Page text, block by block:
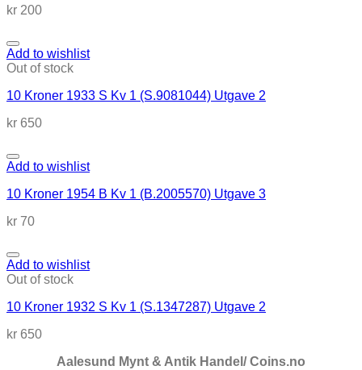
kr 200
Add to wishlist
Out of stock
10 Kroner 1933 S Kv 1 (S.9081044) Utgave 2
kr 650
Add to wishlist
10 Kroner 1954 B Kv 1 (B.2005570) Utgave 3
kr 70
Add to wishlist
Out of stock
10 Kroner 1932 S Kv 1 (S.1347287) Utgave 2
kr 650
Aalesund Mynt & Antik Handel/ Coins.no